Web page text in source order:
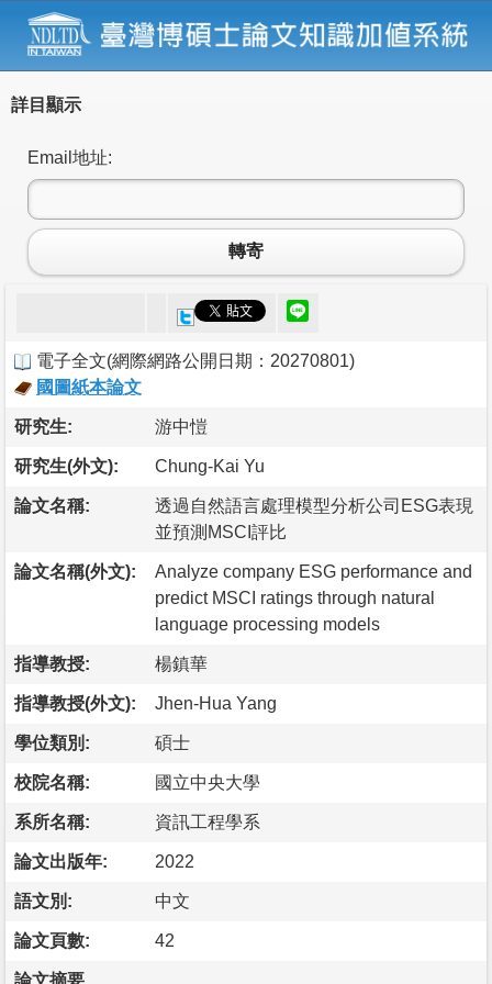
詳目顯示
Email地址:
轉寄
電子全文(網際網路公開日期：20270801)
國圖紙本論文
研究生: 游中愷
研究生(外文): Chung-Kai Yu
論文名稱:
透過自然語言處理模型分析公司ESG表現
並預測MSCI評比
論文名稱(外文):
Analyze company ESG performance and
predict MSCI ratings through natural
language processing models
指導教授: 楊鎮華
指導教授(外文): Jhen-Hua Yang
學位類別: 碩士
校院名稱: 國立中央大學
系所名稱: 資訊工程學系
論文出版年: 2022
語文別: 中文
論文頁數: 42
論文摘要